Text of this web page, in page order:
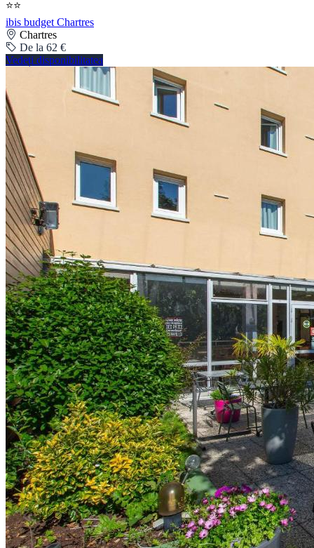
⭐⭐
ibis budget Chartres
Chartres
De la 62 €
Vedeți disponibilitatea